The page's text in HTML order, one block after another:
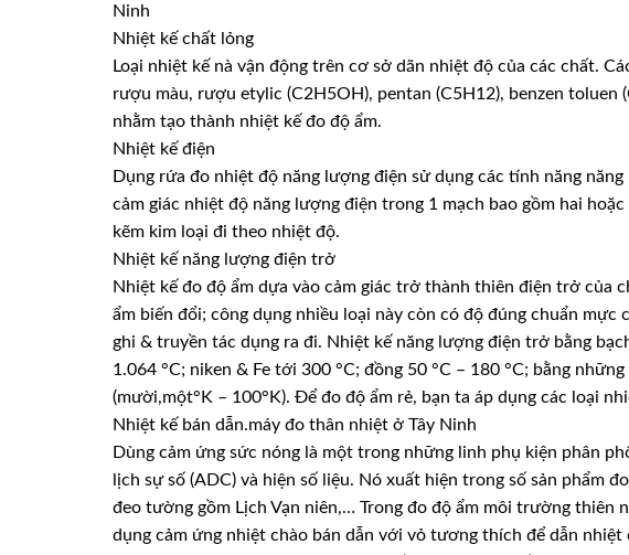
Ninh
Nhiệt kế chất lỏng
Loại nhiệt kế nà vận động trên cơ sở dãn nhiệt độ của các chất.
rượu màu, rượu etylic (C2H5OH), pentan (C5H12), benzen toluen
nhằm tạo thành nhiệt kế đo độ ẩm.
Nhiệt kế điện
Dụng rứa đo nhiệt độ năng lượng điện sử dụng các tính năng
cảm giác nhiệt độ năng lượng điện trong 1 mạch bao gồm hai
kẽm kim loại đi theo nhiệt độ.
Nhiệt kế năng lượng điện trở
Nhiệt kế đo độ ẩm dựa vào cảm giác trở thành thiên điện trở của
ẩm biến đổi; công dụng nhiều loại này còn có độ đúng chuẩn
ghi & truyền tác dụng ra đi. Nhiệt kế năng lượng điện trở bằng
1.064 °C; niken & Fe tới 300 °C; đồng 50 °C – 180 °C; bằng
(mười,một°K – 100°K). Để đo độ ẩm rẻ, bạn ta áp dụng các loại
Nhiệt kế bán dẫn.máy đo thân nhiệt ở Tây Ninh
Dùng cảm ứng sức nóng là một trong những linh phụ kiện phân
lịch sự số (ADC) và hiện số liệu. Nó xuất hiện trong số sản phẩm
đeo tường gồm Lịch Vạn niên,… Trong đo độ ẩm môi trường thiên
dụng cảm ứng nhiệt chào bán dẫn với vỏ tương thích để dẫn